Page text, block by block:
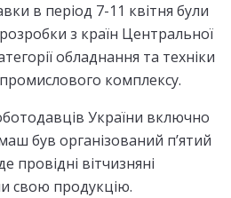
в період 7-11 квітня були
з країн Центральної
обладнання та техніки
комплексу.
України включно
був організований п’ятий
провідні вітчизняні
свою продукцію.